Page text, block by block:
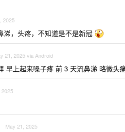
2025
涕，头疼，不知道是不是新冠
21, 2025 via Android
早上起来嗓子疼 前 3 天流鼻涕 略微头
2025
May 21, 2025